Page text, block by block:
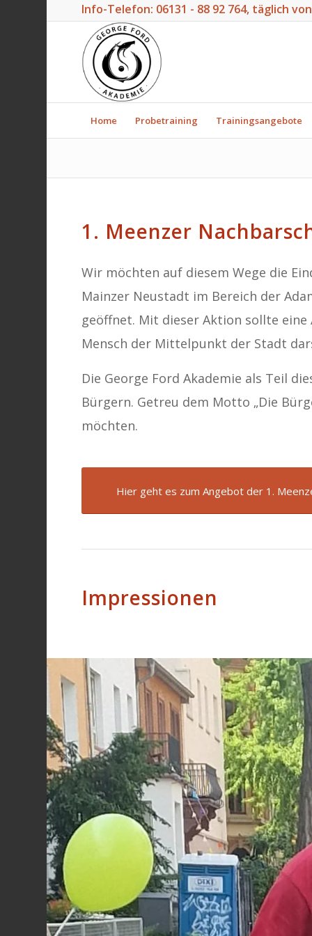
Info-Telefon: 06131 - 88 92 764, täglich
Home Probetraining Trainingsangebote
1. Meenzer
Wir möchten auf diesem Wege die
Mainzer Neustadt im Bereich der
geöffnet. Mit dieser Aktion sollte
Mensch der Mittelpunkt der Stadt
Die George Ford Akademie als Teil
Bürgern. Getreu dem Motto „Die
möchten.
Hier geht es zum Angebot der 1.
Impressionen